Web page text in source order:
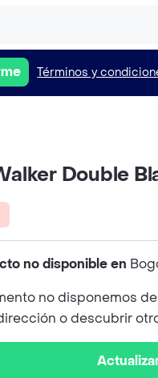
Términos y
Double
no disponible en
no disponemos
o descubrir